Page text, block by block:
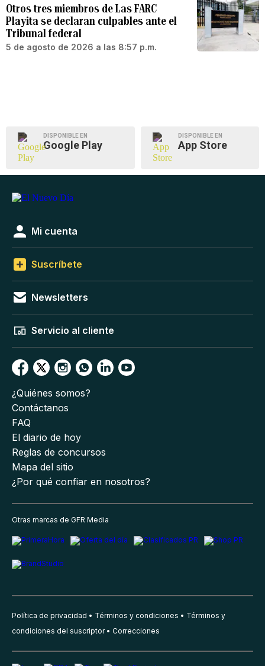
Otros tres miembros de Las FARC
Playita se declaran culpables ante el
Tribunal federal
5 de agosto de 2026 a las 8:57 p.m.
DISPONIBLE EN
Google Play
DISPONIBLE EN
App Store
Mi cuenta
Suscríbete
Newsletters
Servicio al cliente
¿Quiénes somos?
Contáctanos
FAQ
El diario de hoy
Reglas de concursos
Mapa del sitio
¿Por qué confiar en nosotros?
Otras marcas de GFR Media
Política de privacidad Términos y condiciones
Términos y
condiciones del suscriptor
Correcciones